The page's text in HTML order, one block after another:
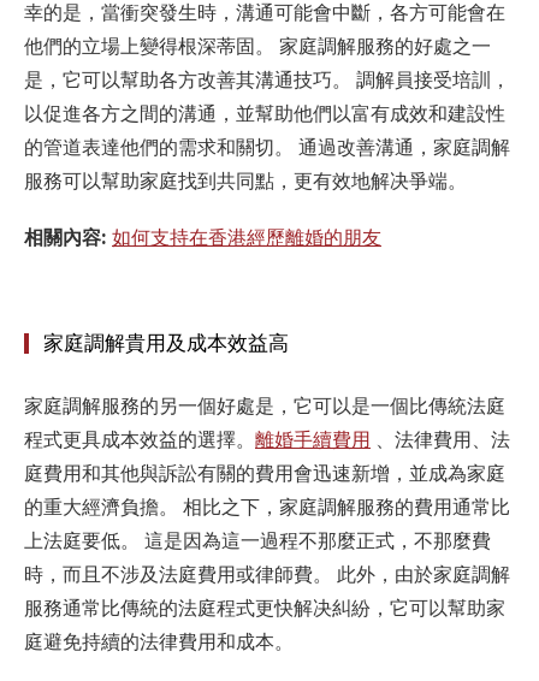
幸的是，當衝突發生時，溝通可能會中斷，各方可能會在
他們的立場上變得根深蒂固。 家庭調解服務的好處之一
是，它可以幫助各方改善其溝通技巧。 調解員接受培訓，
以促進各方之間的溝通，並幫助他們以富有成效和建設性
的管道表達他們的需求和關切。 通過改善溝通，家庭調解
服務可以幫助家庭找到共同點，更有效地解决爭端。
相關內容: 如何支持在香港經歷離婚的朋友
家庭調解貴用及成本效益高
家庭調解服務的另一個好處是，它可以是一個比傳統法庭
程式更具成本效益的選擇。 離婚手續費用 、 法律費用、法
庭費用和其他與訴訟有關的費用會迅速新增，並成為家庭
的重大經濟負擔。 相比之下，家庭調解服務的費用通常比
上法庭要低。 這是因為這一過程不那麼正式，不那麼費
時，而且不涉及法庭費用或律師費。 此外，由於家庭調解
服務通常比傳統的法庭程式更快解决糾紛，它可以幫助家
庭避免持續的法律費用和成本。